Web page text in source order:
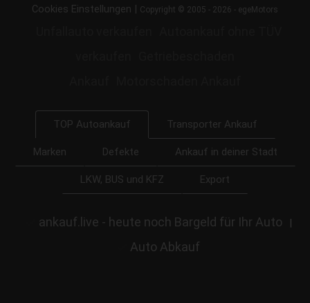
Cookies Einstellungen | Copyright © 2005 - 2026 - egeMotors
TOP Autoankauf Transporter Ankauf
Marken Defekte Ankauf in deiner Stadt
LKW, BUS und KFZ Export
ankauf.live - heute noch Bargeld für Ihr Auto |
Auto Abkauf